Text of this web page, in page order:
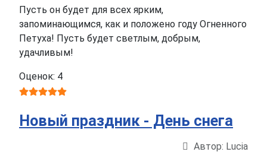
Пусть он будет для всех ярким,
запоминающимся, как и положено году Огненного
Петуха! Пусть будет светлым, добрым,
удачливым!
Оценок: 4
Новый праздник - День снега
Автор: Lucia